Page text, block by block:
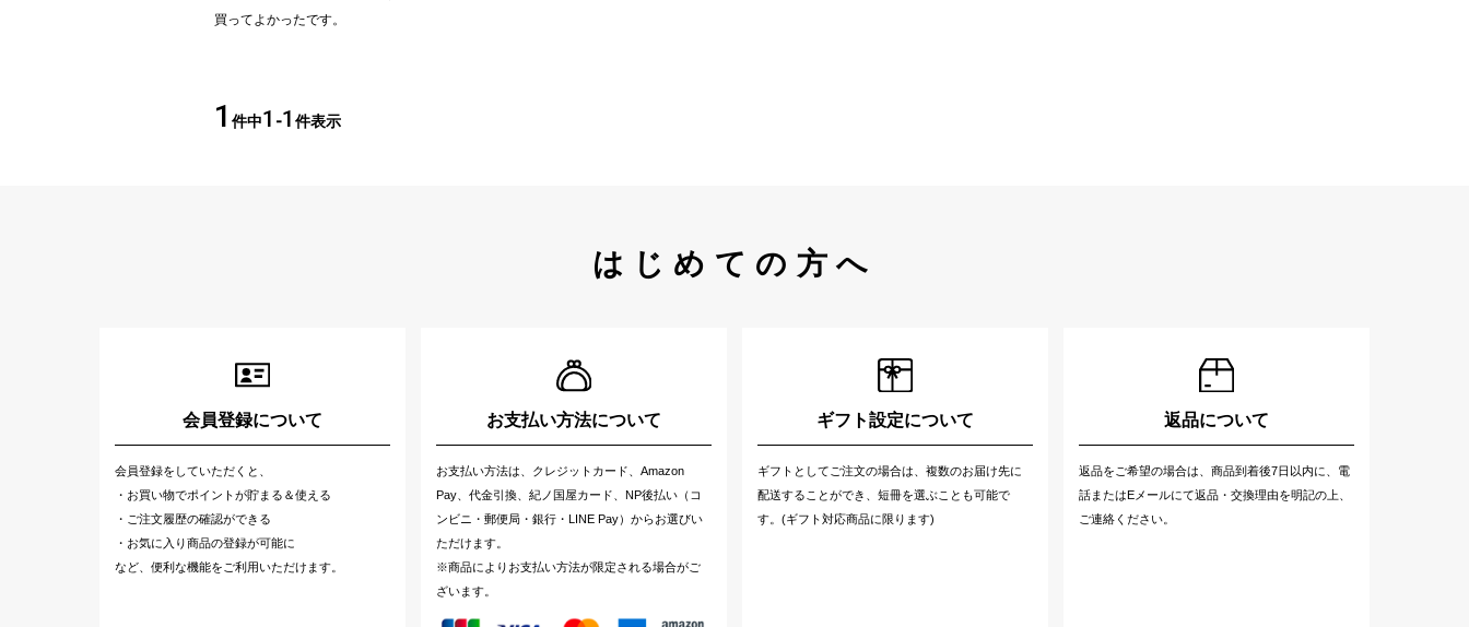
買ってよかったです。
1 件中1 -1 件表示
はじめての方へ
会員登録について
会員登録をしていただくと、
・お買い物でポイントが貯まる＆使える
・ご注文履歴の確認ができる
・お気に入り商品の登録が可能に
など、便利な機能をご利用いただけます。
お支払い方法について
お支払い方法は、クレジットカード、Amazon
Pay、代金引換、紀ノ国屋カード、NP後払い（コ
ンビニ・郵便局・銀行・LINE Pay）からお選びい
ただけます。
※商品によりお支払い方法が限定される場合がご
ざいます。
ギフト設定について
ギフトとしてご注文の場合は、複数のお届け先に
配送することができ、短冊を選ぶことも可能で
す。(ギフト対応商品に限ります)
返品について
返品をご希望の場合は、商品到着後7日以内に、電
話またはEメールにて返品・交換理由を明記の上、
ご連絡ください。